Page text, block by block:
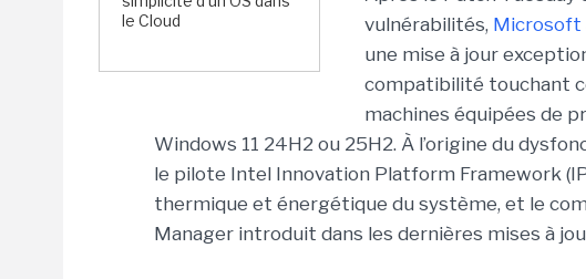
le Cloud
vulnérabilités, Microsoft
une mise à jour
compatibilité touchant
machines équipées de
Windows 11 24H2 ou 25H2. À l’origine du
le pilote Intel Innovation Platform Framework
thermique et énergétique du système, et le
Manager introduit dans les dernières mises à jour